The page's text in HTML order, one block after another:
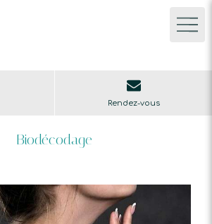
Rendez-vous
Biodécodage